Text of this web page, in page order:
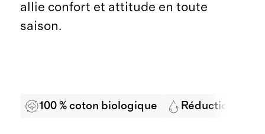
allie confort et attitude en toute
saison.
100 % coton biologique Réduction de